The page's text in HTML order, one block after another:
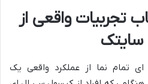
تجربیات واقعی از
ای تمام نما از عملکرد واقعی یک